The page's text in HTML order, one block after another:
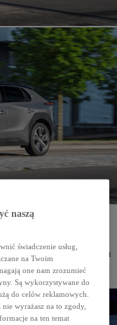
ona dedykowana użytkownikom
korzystanie z blisko 6 tys. stacji
elektrycznych oraz hybryd typu
Zapewnia ona dostęp do ponad
sieci. Jest to blisko 6 tys. punktów
też korzystanie z ponad 755 tys.
rośnie.
naszą
świadczenie usług,
na Twoim
one nam zrozumieć
Są wykorzystywane do
do celów reklamowych.
wyrażasz na to zgody,
na ten temat